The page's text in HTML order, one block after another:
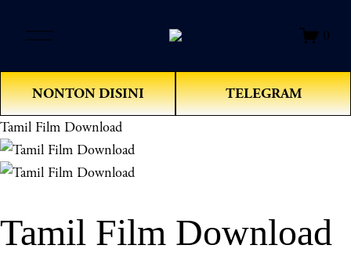
e
n
M
e
u
0
NONTON DISINI TELEGRAM
Tamil Film Download
Tamil Film Download